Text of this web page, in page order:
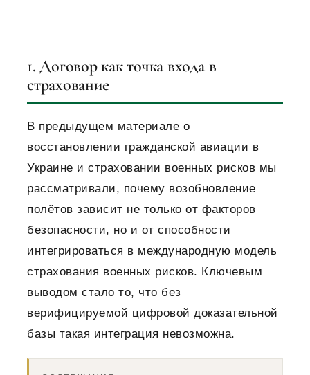
1. Договор как точка входа в
страхование
В предыдущем материале о
восстановлении гражданской авиации в
Украине и страховании военных рисков мы
рассматривали, почему возобновление
полётов зависит не только от факторов
безопасности, но и от способности
интегрироваться в международную модель
страхования военных рисков. Ключевым
выводом стало то, что без
верифицируемой цифровой доказательной
базы такая интеграция невозможна.